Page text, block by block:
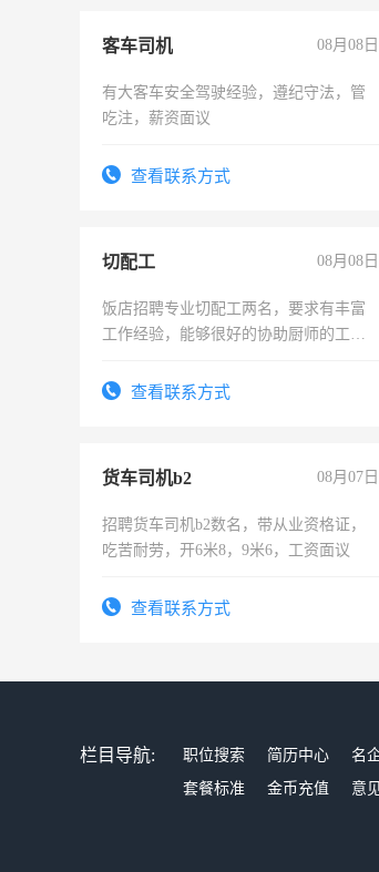
客车司机 08月08日
有大客车安全驾驶经验，遵纪守法，管
吃注，薪资面议
查看联系方式
切配工 08月08日
饭店招聘专业切配工两名，要求有丰富
工作经验，能够很好的协助厨师的工
4500。查看联系方式
货车司机b2 08月07日
招聘货车司机b2数名，带从业资格证，
吃苦耐劳，开6米8，9米6，工资面议
查看联系方式
栏目导航: 职位搜索 简历中心 名
套餐标准
金币充值 意